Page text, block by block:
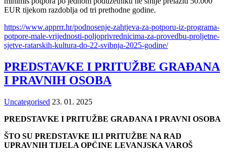
EUR tijekom razdoblja od tri prethodne godine.
https://www.apprrr.hr/podnosenje-zahtjeva-za-potporu-iz-programa-
potpore-male-vrijednosti-poljoprivrednicima-za-provedbu-proljetne-
sjetve-ratarskih-kultura-do-22-svibnja-2025-godine/
PREDSTAVKE I PRITUŽBE GRAĐANA
I PRAVNIH OSOBA
Uncategorised 23. 01. 2025
PREDSTAVKE I PRITUŽBE GRAĐANA I PRAVNI OSOBA
ŠTO SU PREDSTAVKE ILI PRITUŽBE NA RAD
UPRAVNIH TIJELA OPĆINE LEVANJSKA VAROŠ